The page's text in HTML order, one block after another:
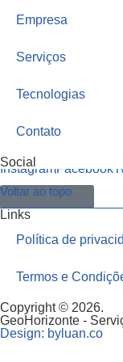
Empresa
Serviços
Tecnologias
Contato
Social
InstagramFacebook
Voltar ao topo
Links
Política de
Termos e
Copyright © 2026.
GeoHorizonte -
Design: byluan.co